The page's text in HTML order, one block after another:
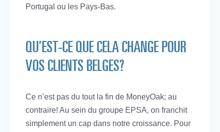
Portugal ou les Pays-Bas.
QU’EST-CE QUE CELA CHANGE POUR
VOS CLIENTS BELGES?
Ce n’est pas du tout la fin de MoneyOak; au
contraire! Au sein du groupe EPSA, on franchit
simplement un cap dans notre croissance. Pour